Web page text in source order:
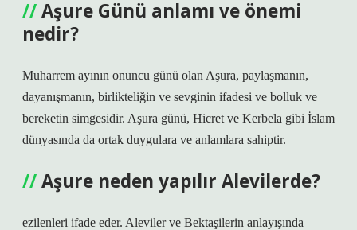
Aşure Günü anlamı ve önemi
nedir?
Muharrem ayının onuncu günü olan Aşura, paylaşmanın,
dayanışmanın, birlikteliğin ve sevginin ifadesi ve bolluk ve
bereketin simgesidir. Aşura günü, Hicret ve Kerbela gibi İslam
dünyasında da ortak duygulara ve anlamlara sahiptir.
Aşure neden yapılır Alevilerde?
ezilenleri ifade eder. Aleviler ve Bektaşilerin anlayışında